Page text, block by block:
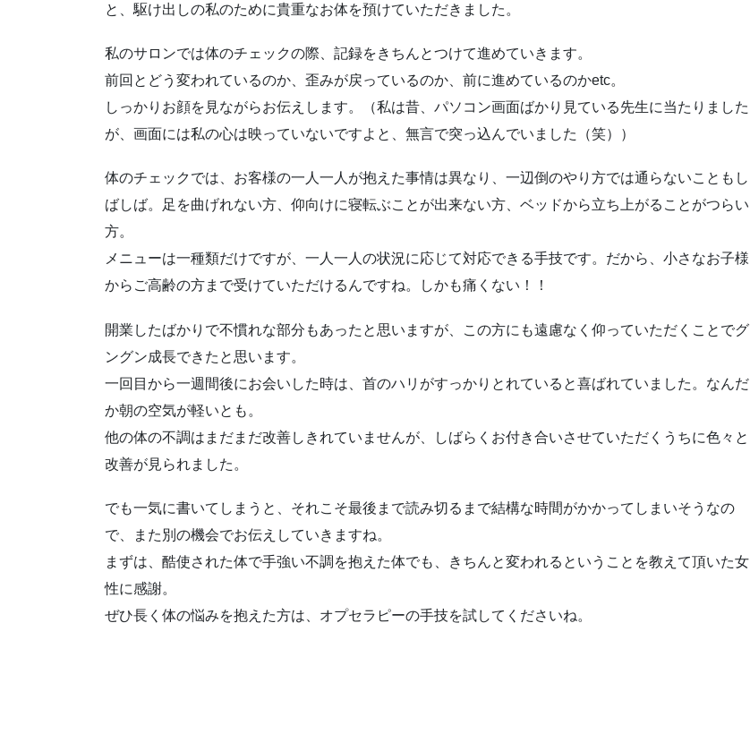
と、駆け出しの私のために貴重なお体を預けていただきました。
私のサロンでは体のチェックの際、記録をきちんとつけて進めていきます。
前回とどう変われているのか、歪みが戻っているのか、前に進めているのかetc。
しっかりお顔を見ながらお伝えします。（私は昔、パソコン画面ばかり見ている先生に当たりました
が、画面には私の心は映っていないですよと、無言で突っ込んでいました（笑））
体のチェックでは、お客様の一人一人が抱えた事情は異なり、一辺倒のやり方では通らないこともし
ばしば。足を曲げれない方、仰向けに寝転ぶことが出来ない方、ベッドから立ち上がることがつらい
方。
メニューは一種類だけですが、一人一人の状況に応じて対応できる手技です。だから、小さなお子様
からご高齢の方まで受けていただけるんですね。しかも痛くない！！
開業したばかりで不慣れな部分もあったと思いますが、この方にも遠慮なく仰っていただくことでグ
ングン成長できたと思います。
一回目から一週間後にお会いした時は、首のハリがすっかりとれていると喜ばれていました。なんだ
か朝の空気が軽いとも。
他の体の不調はまだまだ改善しきれていませんが、しばらくお付き合いさせていただくうちに色々と
改善が見られました。
でも一気に書いてしまうと、それこそ最後まで読み切るまで結構な時間がかかってしまいそうなの
で、また別の機会でお伝えしていきますね。
まずは、酷使された体で手強い不調を抱えた体でも、きちんと変われるということを教えて頂いた女
性に感謝。
ぜひ長く体の悩みを抱えた方は、オプセラピーの手技を試してくださいね。